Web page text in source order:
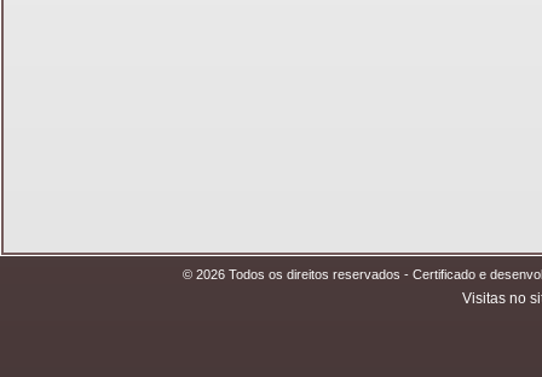
© 2026 Todos os direitos reservados - Certificado e
Visitas no